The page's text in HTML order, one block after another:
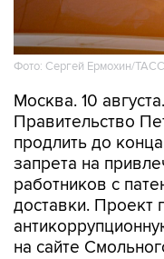
Фото: Сергей Ермохин/ТАСС
Москва. 10
Правительство
продлить до
запрета на
работников с
доставки. Проект
на сайте